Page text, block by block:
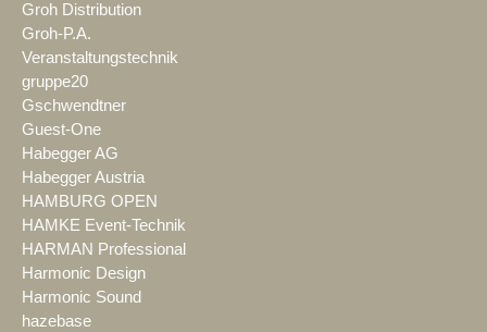
Groh Distribution
Groh-P.A.
Veranstaltungstechnik
gruppe20
Gschwendtner
Guest-One
Habegger AG
Habegger Austria
HAMBURG OPEN
HAMKE Event-Technik
HARMAN Professional
Harmonic Design
Harmonic Sound
hazebase